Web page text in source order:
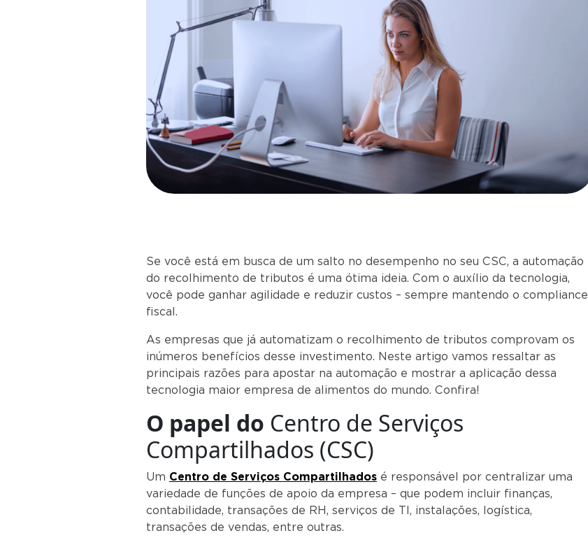
Se você está em busca de um salto no desempenho no seu CSC, a automação
do recolhimento de tributos é uma ótima ideia. Com o auxílio da tecnologia,
você pode ganhar agilidade e reduzir custos – sempre mantendo o compliance
fiscal.
As empresas que já automatizam o recolhimento de tributos comprovam os
inúmeros benefícios desse investimento. Neste artigo vamos ressaltar as
principais razões para apostar na automação e mostrar a aplicação dessa
tecnologia maior empresa de alimentos do mundo. Confira!
O papel do Centro de Serviços
Compartilhados (CSC)
Um Centro de Serviços Compartilhados é responsável por centralizar uma
variedade de funções de apoio da empresa – que podem incluir finanças,
contabilidade, transações de RH, serviços de TI, instalações, logística,
transações de vendas, entre outras.